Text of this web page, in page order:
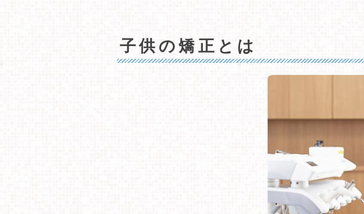
子供の矯正とは